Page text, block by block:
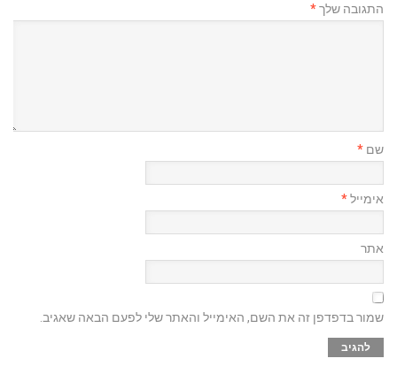
התגובה שלך*
שם *
אימייל*
אתר
שמור בדפדפן זה את השם, האימייל והאתר שלי לפעם הבאה שאגיב.